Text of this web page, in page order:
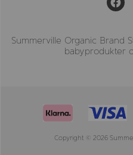
Summerville Organic Brand
babyprodukter
Copyright © 2026